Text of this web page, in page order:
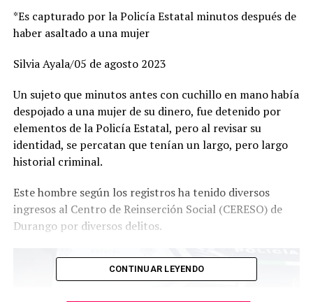
*Es capturado por la Policía Estatal minutos después de
haber asaltado a una mujer
Silvia Ayala/05 de agosto 2023
Un sujeto que minutos antes con cuchillo en mano había
despojado a una mujer de su dinero, fue detenido por
elementos de la Policía Estatal, pero al revisar su
identidad, se percatan que tenían un largo, pero largo
historial criminal.
Este hombre según los registros ha tenido diversos
ingresos al Centro de Reinserción Social (CERESO) de
Durango por diversos delitos.
CONTINUAR LEYENDO